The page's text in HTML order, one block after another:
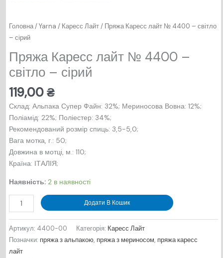
Головна/Yarna / Каресс Лайт/ Пряжа Каресс лайт № 4400 – світло
– сірий
Пряжа Каресс лайт № 4400 –
світло – сірий
119,00₴
Склад: Альпака Супер Файн: 32%; Мериносова Вовна: 12%;
Поліамід: 22%; Поліестер: 34%;
Рекомендований розмір спиць: 3,5-5,0;
Вага мотка, г.: 50;
Довжина в мотцi, м.: 110;
Країна: ІТАЛІЯ;
Наявність: 2 в наявності
Пряжа
Каресс
лайт
№
Додати В Кошик
Артикул: 4400-00 Категорія: Каресс Лайт
Позначки: пряжа з альпакою, пряжа з мериносом, пряжа каресс
лайт